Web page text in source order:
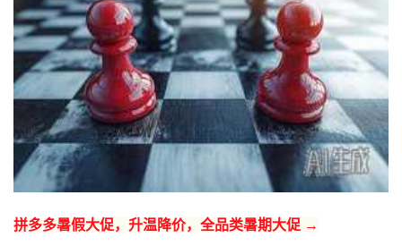
拼多多暑假大促，升温降价，全品类暑期大促 →